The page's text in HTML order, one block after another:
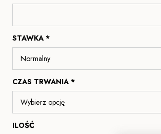
STAWKA *
CZAS TRWANIA *
ILOŚĆ